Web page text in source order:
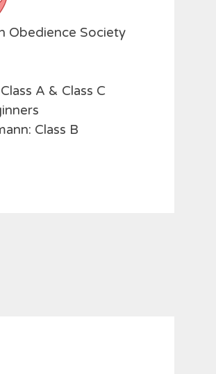
Obedience Society
A & Class C
Class B